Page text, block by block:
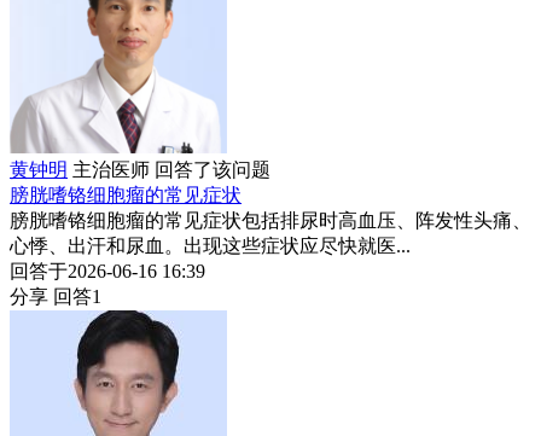
黄钟明 主治医师 回答了该问题
膀胱嗜铬细胞瘤的常见症状
膀胱嗜铬细胞瘤的常见症状包括排尿时高血压、阵发性头痛、
心悸、出汗和尿血。出现这些症状应尽快就医...
回答于2026-06-16 16:39
分享 回答1